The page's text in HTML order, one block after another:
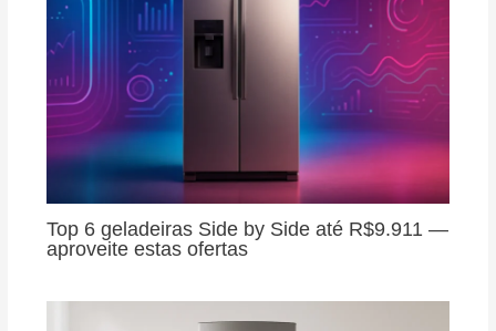
Top 6 geladeiras Side by Side até R$9.911 —
aproveite estas ofertas